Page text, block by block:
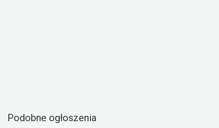
Podobne ogłoszenia